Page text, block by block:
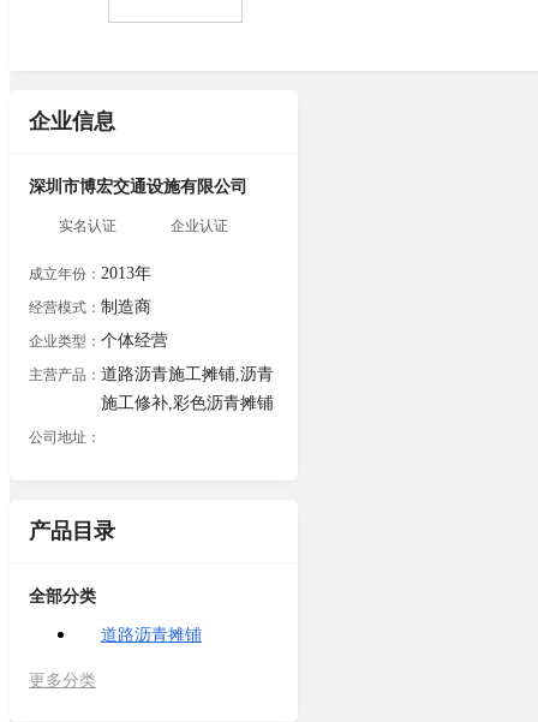
企业信息
深圳市博宏交通设施有限公司
实名认证 企业认证
成立年份： 2013年
经营模式： 制造商
企业类型： 个体经营
主营产品： 道路沥青施工摊铺,沥青
施工修补,彩色沥青摊铺
公司地址：
产品目录
全部分类
道路沥青摊铺
更多分类